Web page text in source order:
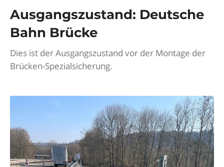
Ausgangszustand: Deutsche
Bahn Brücke
Dies ist der Ausgangszustand vor der Montage der
Brücken-Spezialsicherung.